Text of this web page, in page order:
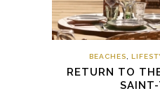
BEACHES,
RETURN TO